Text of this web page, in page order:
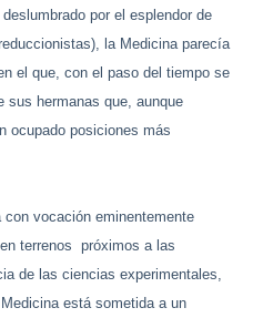
por el esplendor de
la Medicina parecía
el que, con el paso del tiempo se
sus hermanas que, aunque
ocupado posiciones más
vocación eminentemente
terrenos próximos a las
de las ciencias experimentales,
está sometida a un